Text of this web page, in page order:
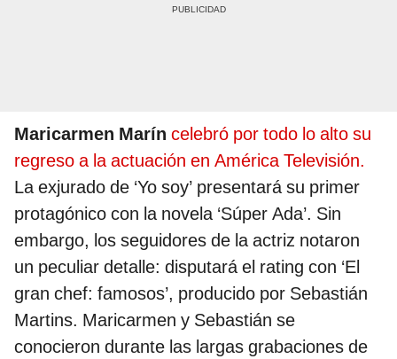
Maricarmen Marín celebró por todo lo alto su
regreso a la actuación en América Televisión.
La exjurado de ‘Yo soy’ presentará su primer
protagónico con la novela ‘Súper Ada’. Sin
embargo, los seguidores de la actriz notaron
un peculiar detalle: disputará el rating con ‘El
gran chef: famosos’, producido por Sebastián
Martins. Maricarmen y Sebastián se
conocieron durante las largas grabaciones de